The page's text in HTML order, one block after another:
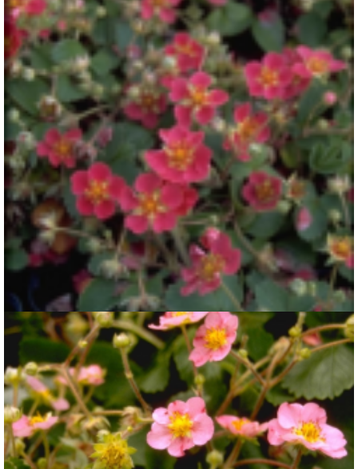
Aardbei
Fragaria 'Red Ruby'